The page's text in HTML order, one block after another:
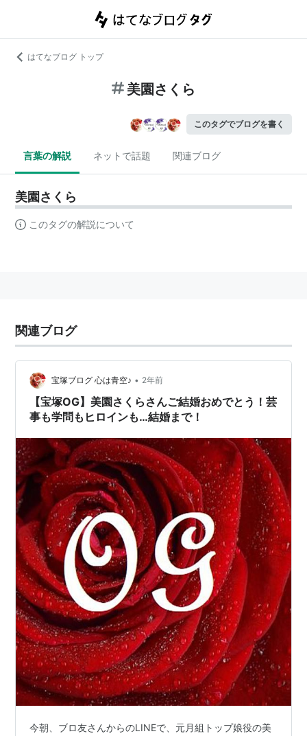
はてなブログ トップ
美園さくら
このタグでブログを書く
言葉の解説 ネットで話題 関連ブログ
美園さくら
このタグの解説について
関連ブログ
宝塚ブログ 心は青空♪ • 2年前
【宝塚OG】美園さくらさんご結婚おめでとう！芸
事も学問もヒロインも…結婚まで！
今朝、ブロ友さんからのLINEで、元月組トップ娘役の美